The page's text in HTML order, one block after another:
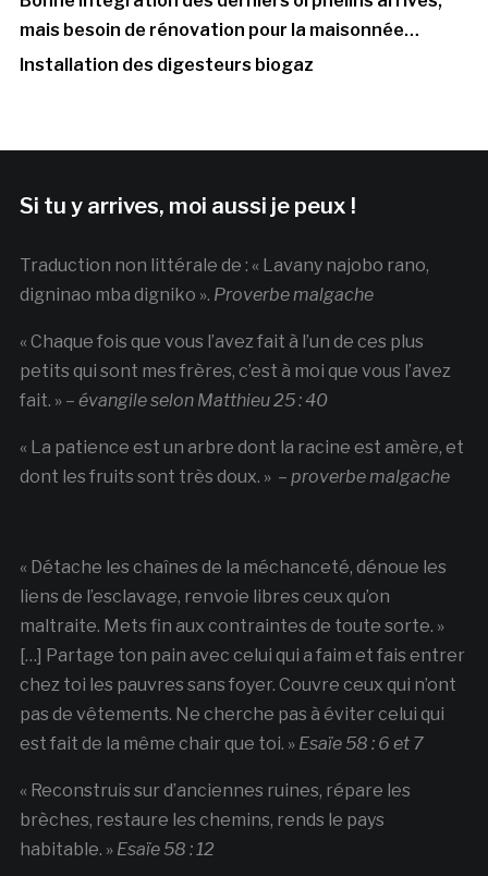
mais besoin de rénovation pour la maisonnée…
Installation des digesteurs biogaz
Si tu y arrives, moi aussi je peux !
Traduction non littérale de : « Lavany najobo rano,
digninao mba digniko ». Proverbe malgache
« Chaque fois que vous l’avez fait à l’un de ces plus
petits qui sont mes frères, c’est à moi que vous l’avez
fait. » – évangile selon Matthieu 25 : 40
« La patience est un arbre dont la racine est amère, et
dont les fruits sont très doux. » – proverbe malgache
« Détache les chaînes de la méchanceté, dénoue les
liens de l’esclavage, renvoie libres ceux qu’on
maltraite. Mets fin aux contraintes de toute sorte. »
[…] Partage ton pain avec celui qui a faim et fais entrer
chez toi les pauvres sans foyer. Couvre ceux qui n’ont
pas de vêtements. Ne cherche pas à éviter celui qui
est fait de la même chair que toi. » Esaïe 58 : 6 et 7
« Reconstruis sur d’anciennes ruines, répare les
brèches, restaure les chemins, rends le pays
habitable. » Esaïe 58 : 12